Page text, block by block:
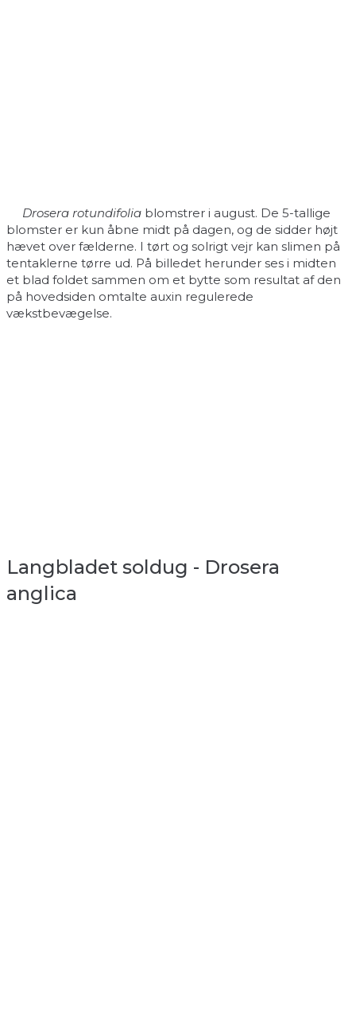
Drosera rotundifolia blomstrer i august. De 5-tallige
blomster er kun åbne midt på dagen, og de sidder højt
hævet over fælderne. I tørt og solrigt vejr kan slimen på
tentaklerne tørre ud. På billedet herunder ses i midten
et blad foldet sammen om et bytte som resultat af den
på hovedsiden omtalte auxin regulerede
vækstbevægelse.
Langbladet soldug - Drosera
anglica